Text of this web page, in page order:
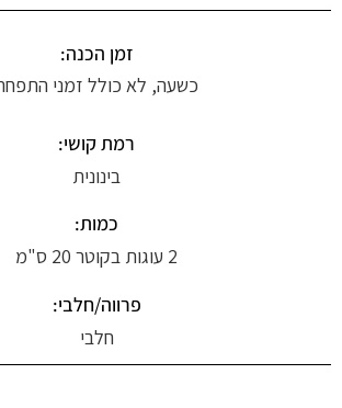
זמן הכנה:
כשעה, לא כולל זמני
רמת קושי:
בינונית
כמות:
2 עוגות בקוטר 20 ס"מ
פרווה/חלבי:
חלבי